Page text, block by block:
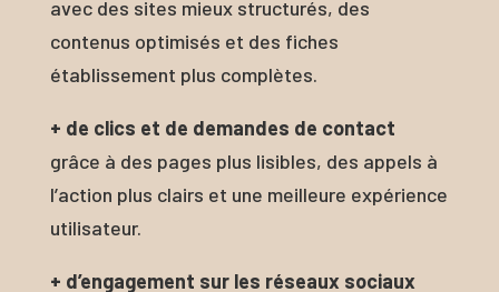
avec des sites mieux structurés, des
contenus optimisés et des fiches
établissement plus complètes.
+ de clics et de demandes de contact
grâce à des pages plus lisibles, des appels à
l’action plus clairs et une meilleure expérience
utilisateur.
+ d’engagement sur les réseaux sociaux